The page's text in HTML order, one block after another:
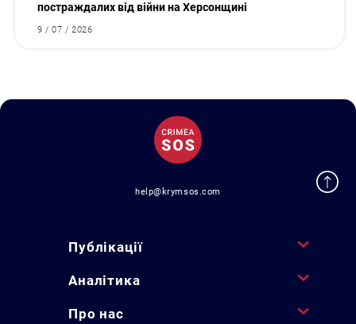
постраждалих від війни на Херсонщині
9 / 07 / 2026
help@krymsos.com
Публікації
Аналітика
Про нас